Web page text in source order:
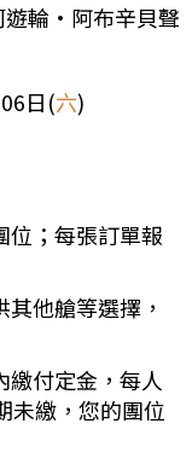
遊輪•阿布辛貝聲
日(六)
位；每張訂單報
他艙等選擇，
繳付定金，每人
未繳，您的團位